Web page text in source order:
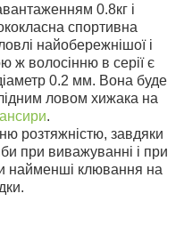
0.8кг і
спортивна
найобережнішої і
ж волосінню в серії є
0.2 мм. Вона буде
ловом хижака на
.
розтяжністю, завдяки
при виважуванні і при
найменші клювання на